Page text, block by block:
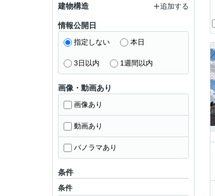
建物構造 追加する
情報公開日
指定しない 本日
3日以内 1週間以内
画像・動画あり
画像あり
動画あり
パノラマあり
条件
条件